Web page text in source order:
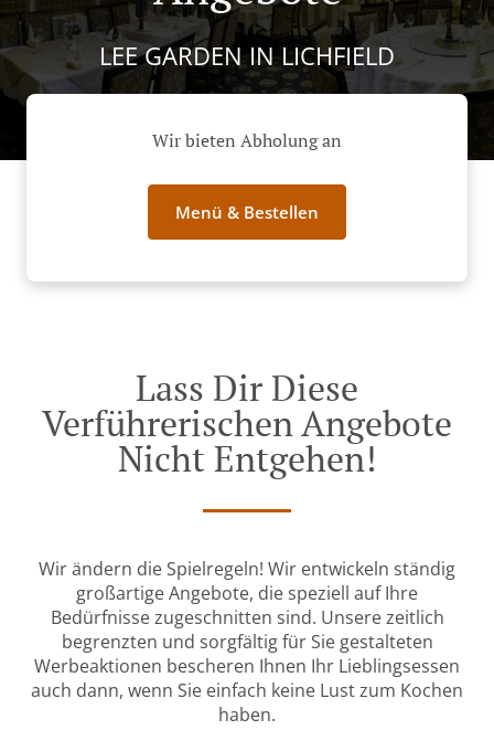
LEE GARDEN IN LICHFIELD
Wir bieten Abholung an
Menü & Bestellen
Lass Dir Diese
Verführerischen Angebote
Nicht Entgehen!
Wir ändern die Spielregeln! Wir entwickeln ständig
großartige Angebote, die speziell auf Ihre
Bedürfnisse zugeschnitten sind. Unsere zeitlich
begrenzten und sorgfältig für Sie gestalteten
Werbeaktionen bescheren Ihnen Ihr Lieblingsessen
auch dann, wenn Sie einfach keine Lust zum Kochen
haben.